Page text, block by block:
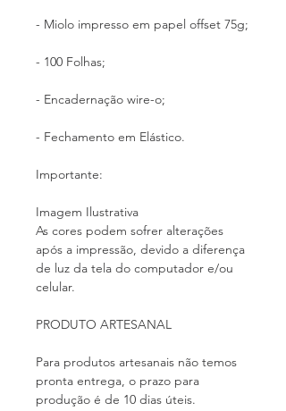
- Miolo impresso em papel offset 75g;
- 100 Folhas;
- Encadernação wire-o;
- Fechamento em Elástico.
Importante:
Imagem Ilustrativa
As cores podem sofrer alterações
após a impressão, devido a diferença
de luz da tela do computador e/ou
celular.
PRODUTO ARTESANAL
Para produtos artesanais não temos
pronta entrega, o prazo para
produção é de 10 dias úteis.